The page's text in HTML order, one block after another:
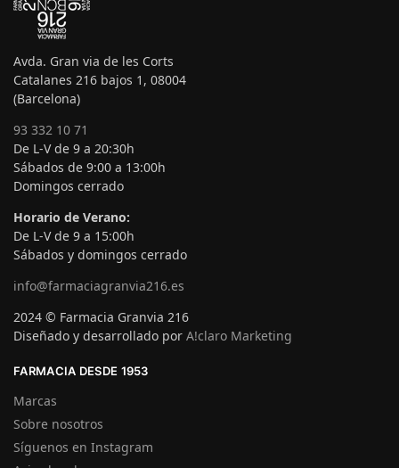
Avda. Gran via de les Corts
Catalanes 216 bajos 1, 08004
(Barcelona)
93 332 10 71
De L-V de 9 a 20:30h
Sábados de 9:00 a 13:00h
Domingos cerrado
Horario de Verano:
De L-V de 9 a 15:00h
Sábados y domingos cerrado
info@farmaciagranvia216.es
2024 © Farmacia Granvia 216
Diseñado y desarrollado por A!claro Marketing
FARMACIA DESDE 1953
Marcas
Sobre nosotros
Síguenos en Instagram